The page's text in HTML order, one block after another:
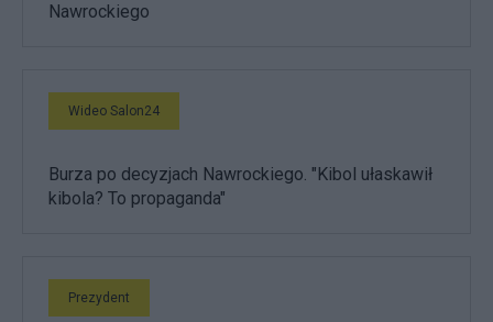
Nawrockiego
Wideo Salon24
Burza po decyzjach Nawrockiego. "Kibol ułaskawił
kibola? To propaganda"
Prezydent